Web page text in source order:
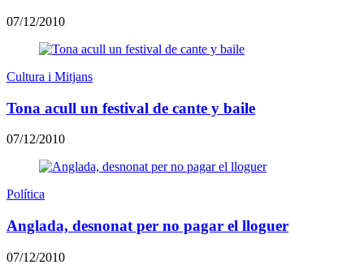
07/12/2010
Cultura i Mitjans
Tona acull un festival de cante y baile
07/12/2010
Política
Anglada, desnonat per no pagar el lloguer
07/12/2010